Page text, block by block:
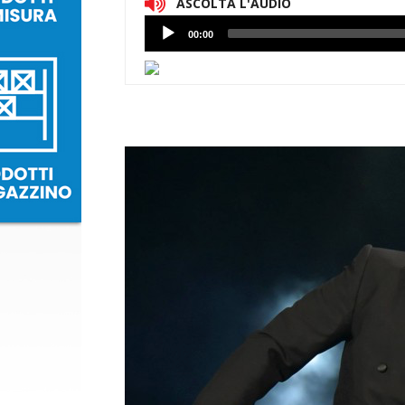
Lettore
Audio
00:00